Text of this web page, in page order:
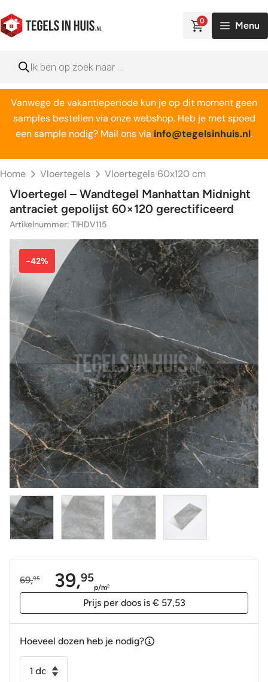
naar
de
0 Menu
zoeken
Vanwege de vakantieperiode kun je op dit moment geen
samples bestellen via onze webshop. Heb je met spoed
een sample nodig? Mail ons via info@tegelsinhuis.nl.
Home Vloertegels Vloertegels 60x120 cm
Vloertegel – Wandtegel Manhattan Midnight
antraciet gepolijst 60×120 gerectificeerd
Artikelnummer: TIHDV115
-42%
69,95
Oorspronkelijke
39,95
Huidige
p/m2
Prijs per doos is € 57,53
Hoeveel dozen heb je nodig?